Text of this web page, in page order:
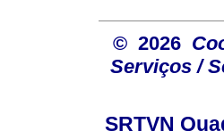
© 2026
Serviços /
SRTVN